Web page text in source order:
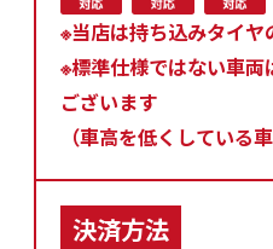
※当店は持ち込みタイヤ
※標準仕様ではない車
ございます
（車高を低くしている
決済方法